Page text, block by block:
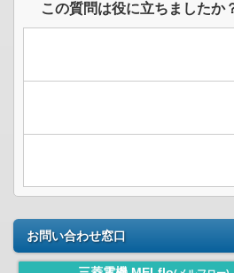
この質問は役に立ちましたか
お問い合わせ窓口